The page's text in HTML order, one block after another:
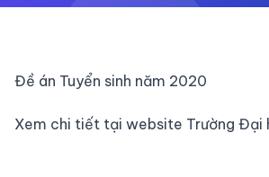
Đề án Tuyển sinh năm 2020
Xem chi tiết tại website Trường Đại